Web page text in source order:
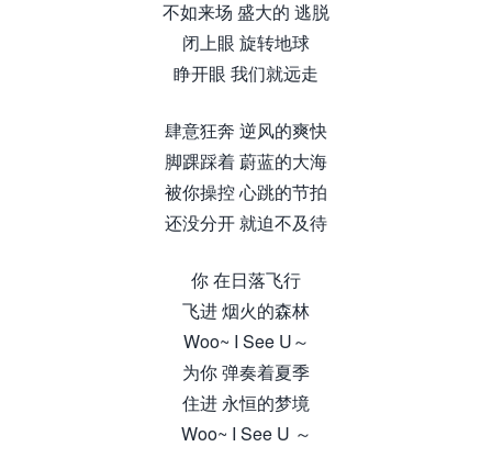
不如来场 盛大的 逃脱
闭上眼 旋转地球
睁开眼 我们就远走
肆意狂奔 逆风的爽快
脚踝踩着 蔚蓝的大海
被你操控 心跳的节拍
还没分开 就迫不及待
你 在日落飞行
飞进 烟火的森林
Woo~ I See U～
为你 弹奏着夏季
住进 永恒的梦境
Woo~ I See U ～